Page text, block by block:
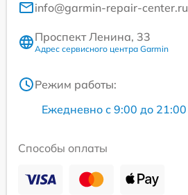
info@garmin-repair-center.ru
Проспект Ленина, 33
Адрес сервисного центра Garmin
Режим работы:
Ежедневно с 9:00 до 21:00
Способы оплаты